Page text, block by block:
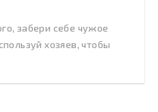
забери себе чужое
хозяев, чтобы